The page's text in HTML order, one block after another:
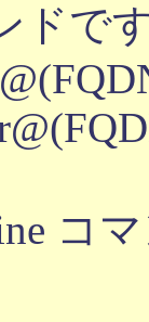
ドで
コ